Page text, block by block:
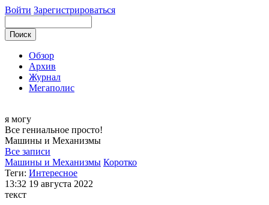
Войти Зарегистрироваться
Обзор
Архив
Журнал
Мегаполис
я могу
Все гениальное просто!
Машины и Механизмы
Все записи
Машины и Механизмы Коротко
Теги: Интересное
13:32 19 августа 2022
текст